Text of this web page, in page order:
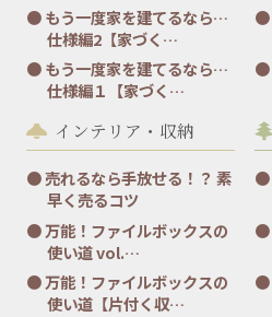
もう一度家を建てるなら…
仕様編2【家づく…
もう一度家を建てるなら…
仕様編１【家づく…
インテリア・収納
売れるなら手放せる！？ 素
早く売るコツ
万能！ファイルボックスの
使い道 vol.…
万能！ファイルボックスの
使い道【片付く収…